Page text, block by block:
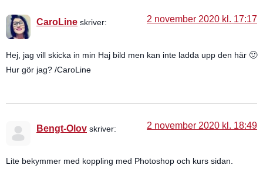
CaroLine skriver: 2 november 2020 kl. 17:17
Hej, jag vill skicka in min Haj bild men kan inte ladda upp den här 🙂
Hur gör jag? /CaroLine
Bengt-Olov skriver: 2 november 2020 kl. 18:49
Lite bekymmer med koppling med Photoshop och kurs sidan.